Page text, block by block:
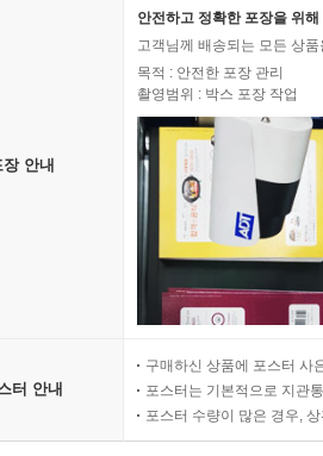
장 안내
안전하고 정확한 포장을 위
고객님께 배송되는 모든 상
목적 : 안전한 포장 관리
촬영범위 : 박스 포장 작업
터 안내
구매하신 상품에 포스터 사
포스터는 기본적으로 지관
포스터 수량이 많은 경우,